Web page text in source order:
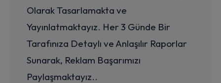
Olarak Tasarlamakta ve
Yayınlatmaktayız. Her 3 Günde Bir
Tarafınıza Detaylı ve Anlaşılır Raporlar
Sunarak, Reklam Başarımızı
Paylaşmaktayız..